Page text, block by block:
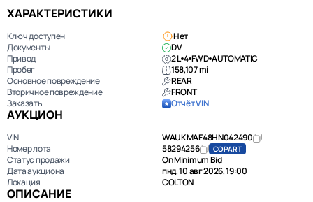
ХАРАКТЕРИСТИКИ
Ключ доступен
Нет
Документы
DV
Привод
2 L 4 FWD AUTOMATIC
Пробег
158,107 mi
Основное повреждение
REAR
Вторичное повреждение
FRONT
Заказать
Отчёт VIN
АУКЦИОН
VIN
WAUKMAF48HN042490
Номер лота
58294256 COPART
Статус продажи
On Minimum Bid
Дата аукциона
пнд, 10 авг 2026, 19:00
Локация
COLTON
ОПИСАНИЕ